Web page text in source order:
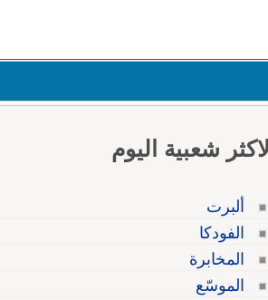
الاكثر شعبية اليوم
ألبرت
الفودكا
المخابرة
الموسّع